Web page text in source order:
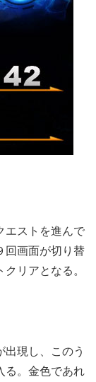
エストを進んで
回画面が切り替
リアとなる。
出現し、このう
る。金色であれ